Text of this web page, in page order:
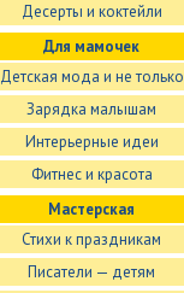
Десерты и коктейли
Для мамочек
Детская мода и не только
Зарядка малышам
Интерьерные идеи
Фитнес и красота
Мастерская
Стихи к праздникам
Писатели — детям